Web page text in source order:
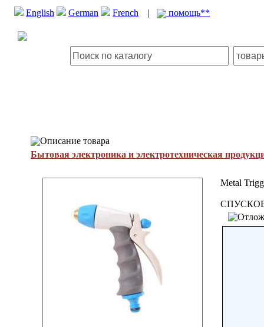
English German French | помощь**
Описание товара
Бытовая электроника и электротехническая
Metal